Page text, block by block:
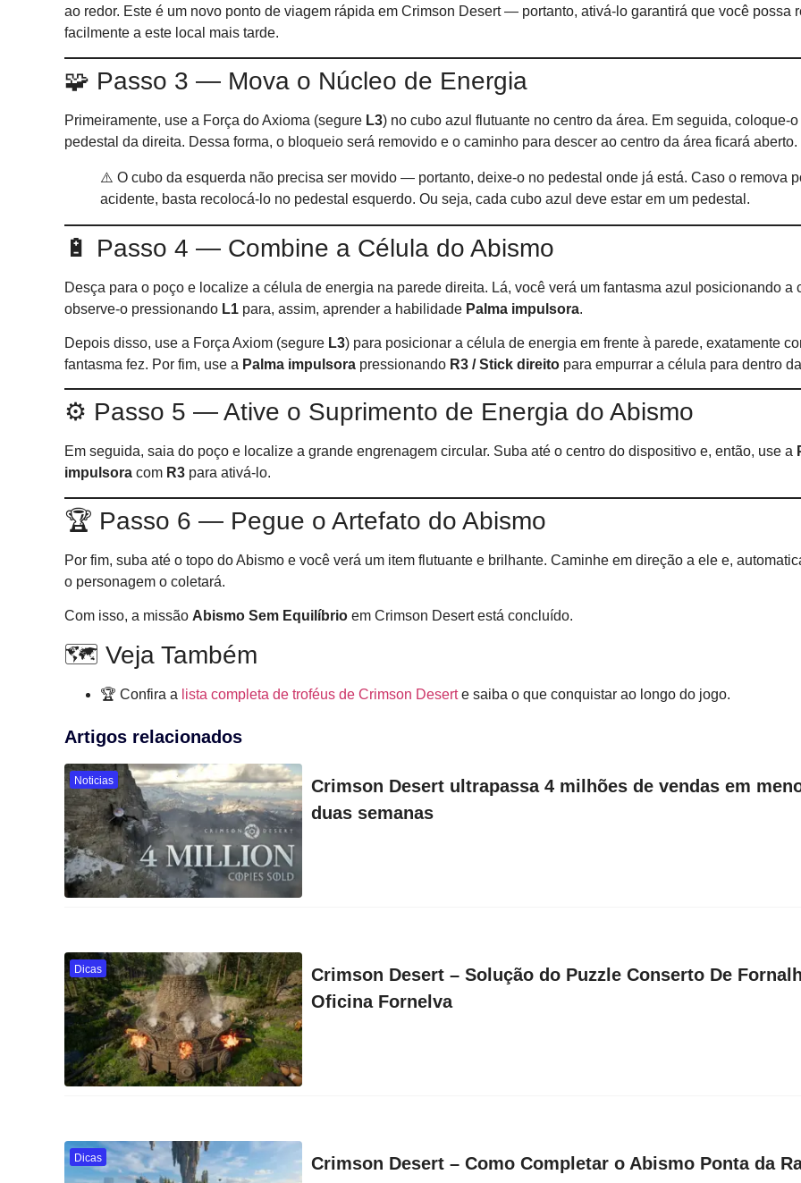
ao redor. Este é um novo ponto de viagem rápida em Crimson Desert — portanto, ativá-lo garantirá que você possa
facilmente a este local mais tarde.
🧩 Passo 3 — Mova o Núcleo de Energia
Primeiramente, use a Força do Axioma (segure L3) no cubo azul flutuante no centro da área. Em seguida, coloque-
pedestal da direita. Dessa forma, o bloqueio será removido e o caminho para descer ao centro da área ficará aberto.
⚠️ O cubo da esquerda não precisa ser movido — portanto, deixe-o no pedestal onde já está. Caso o remova
acidente, basta recolocá-lo no pedestal esquerdo. Ou seja, cada cubo azul deve estar em um pedestal.
🔋 Passo 4 — Combine a Célula do Abismo
Desça para o poço e localize a célula de energia na parede direita. Lá, você verá um fantasma azul posicionando
observe-o pressionando L1 para, assim, aprender a habilidade Palma impulsora.
Depois disso, use a Força Axiom (segure L3) para posicionar a célula de energia em frente à parede, exatamente
fantasma fez. Por fim, use a Palma impulsora pressionando R3 / Stick direito para empurrar a célula para dentro
⚙️ Passo 5 — Ative o Suprimento de Energia do Abismo
Em seguida, saia do poço e localize a grande engrenagem circular. Suba até o centro do dispositivo e, então, use a
impulsora com R3 para ativá-lo.
🏆 Passo 6 — Pegue o Artefato do Abismo
Por fim, suba até o topo do Abismo e você verá um item flutuante e brilhante. Caminhe em direção a ele e,
o personagem o coletará.
Com isso, a missão Abismo Sem Equilíbrio em Crimson Desert está concluído.
🗺️ Veja Também
🏆 Confira a lista completa de troféus de Crimson Deserte saiba o que conquistar ao longo do jogo.
Artigos relacionados
Noticias
Crimson Desert ultrapassa 4 milhões de vendas em
duas semanas
Dicas
Crimson Desert – Solução do Puzzle Conserto De
Oficina Fornelva
Dicas Crimson Desert – Como Completar o Abismo Ponta da